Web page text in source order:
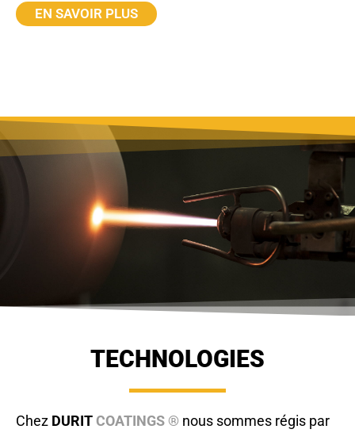
EN SAVOIR PLUS
TECHNOLOGIES
Chez DURITCOATINGS ® nous sommes régis par